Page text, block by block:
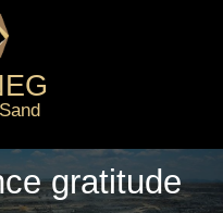
gratitude